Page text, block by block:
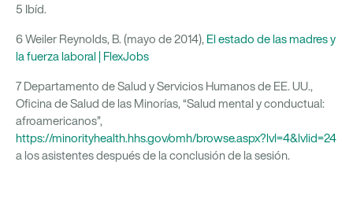
5 Ibíd.
6 Weiler Reynolds, B. (mayo de 2014), El estado de las madres y
la fuerza laboral | FlexJobs
7 Departamento de Salud y Servicios Humanos de EE. UU.,
Oficina de Salud de las Minorías, “Salud mental y conductual:
afroamericanos”,
https://minorityhealth.hhs.gov/omh/browse.aspx?lvl=4&lvlid=24
a los asistentes después de la conclusión de la sesión.